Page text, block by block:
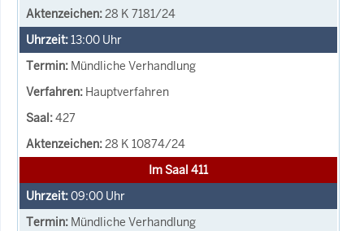
28 K 7181/24
13:00 Uhr
Mündliche Verhandlung
Hauptverfahren
427
28 K 10874/24
Im Saal 411
09:00 Uhr
Mündliche Verhandlung